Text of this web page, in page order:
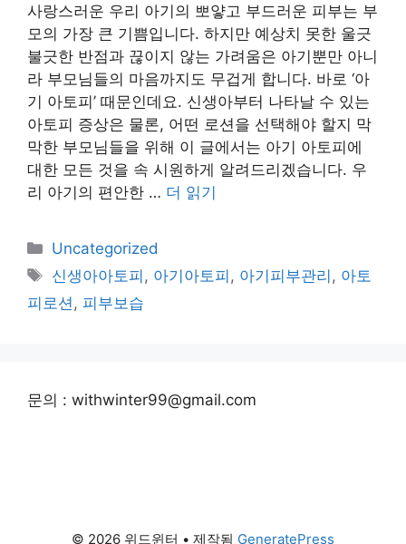
사랑스러운 우리 아기의 뽀얗고 부드러운 피부는 부
모의 가장 큰 기쁨입니다. 하지만 예상치 못한 울긋
불긋한 반점과 끊이지 않는 가려움은 아기뿐만 아니
라 부모님들의 마음까지도 무겁게 합니다. 바로 ‘아
기 아토피’ 때문인데요. 신생아부터 나타날 수 있는
아토피 증상은 물론, 어떤 로션을 선택해야 할지 막
막한 부모님들을 위해 이 글에서는 아기 아토피에
대한 모든 것을 속 시원하게 알려드리겠습니다. 우
리 아기의 편안한 … 더 읽기
카
테
리
Uncategorized
태
그
신생아아토피 , 아기아토피 , 아기피부관리 , 아토
피로션 , 피부보습
문의 : withwinter99@gmail.com
© 2026 위드윈터 • 제작됨 GeneratePress